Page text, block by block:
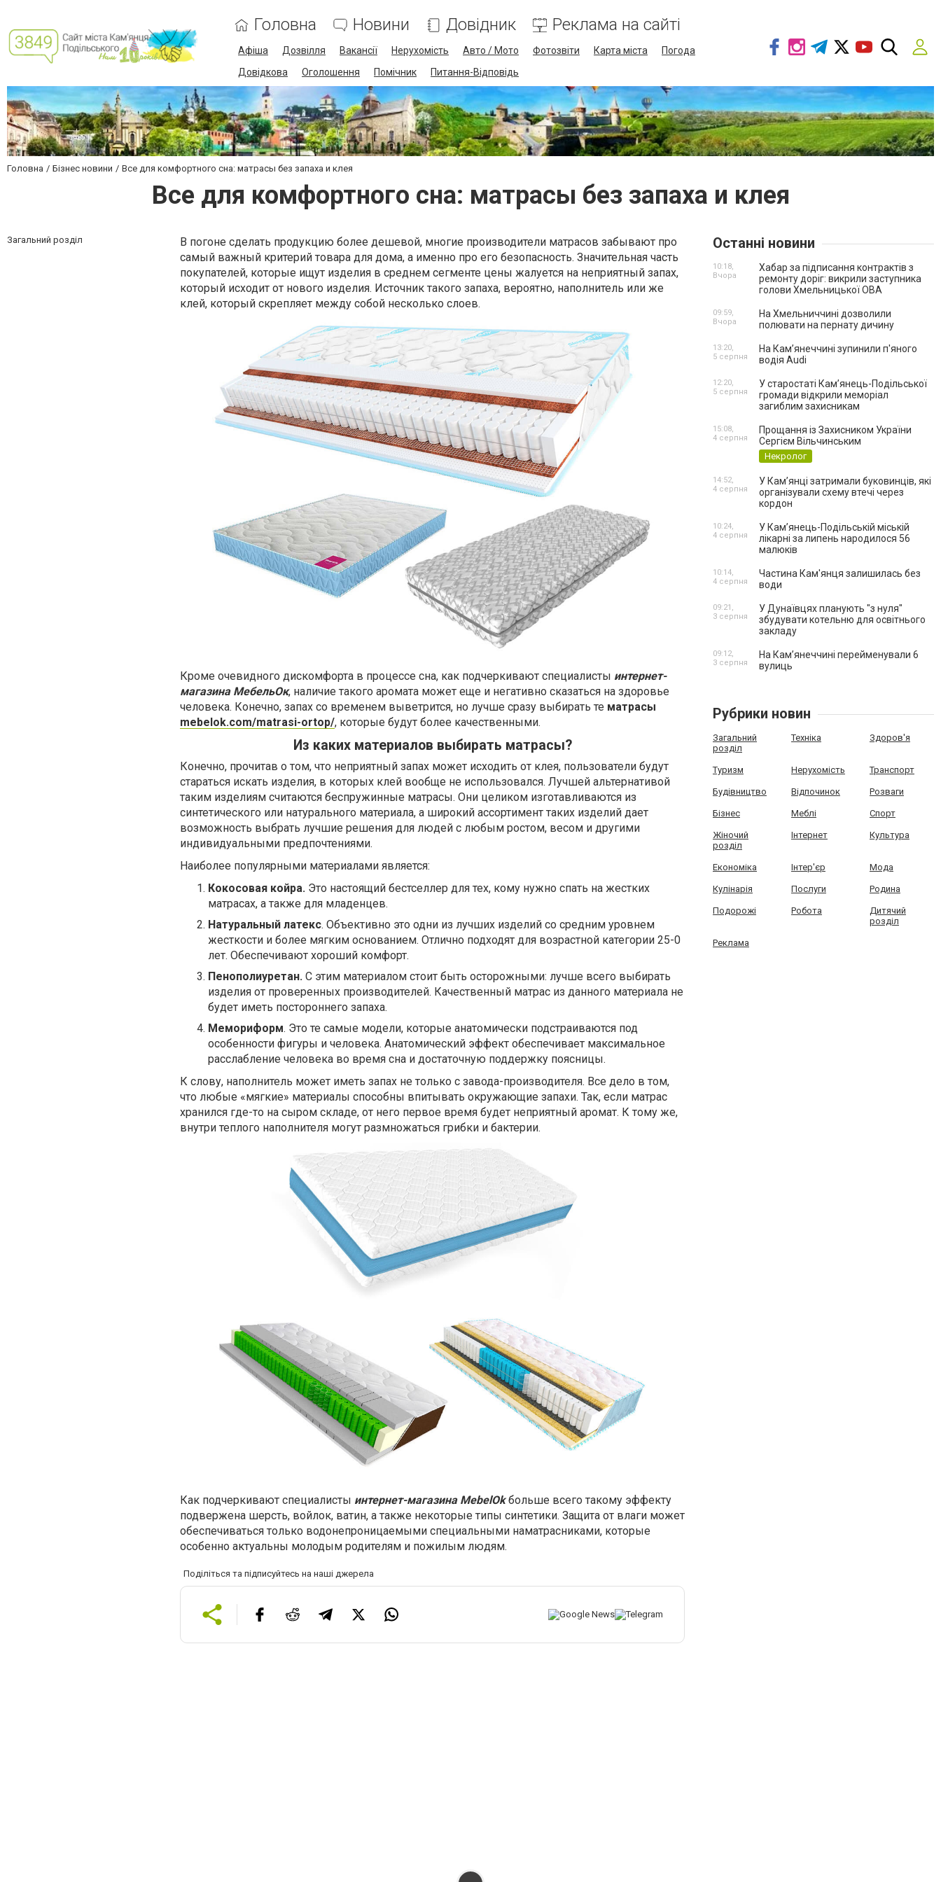
Головна Новини Довідник Реклама на сайті
Афіша Дозвілля Вакансії Нерухомість Авто / Мото Фотозвіти Карта міста
Погода
Довідкова
Оголошення Помічник Питання-Відповідь
Головна Бізнес новини Все для комфортного сна: матрасы без запаха и клея
Все для комфортного сна: матрасы без запаха и клея
Загальний розділ
В погоне сделать продукцию более дешевой, многие производители матрасов забывают про
самый важный критерий товара для дома, а именно про его безопасность. Значительная часть
покупателей, которые ищут изделия в среднем сегменте цены жалуется на неприятный запах,
который исходит от нового изделия. Источник такого запаха, вероятно, наполнитель или же
клей, который скрепляет между собой несколько слоев.
Кроме очевидного дискомфорта в процессе сна, как подчеркивают специалисты интернет-
магазина МебельОк, наличие такого аромата может еще и негативно сказаться на здоровье
человека. Конечно, запах со временем выветрится, но лучше сразу выбирать те матрасы
mebelok.com/matrasi-ortop/, которые будут более качественными.
Из каких материалов выбирать матрасы?
Конечно, прочитав о том, что неприятный запах может исходить от клея, пользователи будут
стараться искать изделия, в которых клей вообще не использовался. Лучшей альтернативой
таким изделиям считаются беспружинные матрасы. Они целиком изготавливаются из
синтетического или натурального материала, а широкий ассортимент таких изделий дает
возможность выбрать лучшие решения для людей с любым ростом, весом и другими
индивидуальными предпочтениями.
Наиболее популярными материалами является:
Кокосовая койра. Это настоящий бестселлер для тех, кому нужно спать на жестких
матрасах, а также для младенцев.
Натуральный латекс. Объективно это одни из лучших изделий со средним уровнем
жесткости и более мягким основанием. Отлично подходят для возрастной категории 25-0
лет. Обеспечивают хороший комфорт.
Пенополиуретан. С этим материалом стоит быть осторожными: лучше всего выбирать
изделия от проверенных производителей. Качественный матрас из данного материала не
будет иметь постороннего запаха.
Мемориформ. Это те самые модели, которые анатомически подстраиваются под
особенности фигуры и человека. Анатомический эффект обеспечивает максимальное
расслабление человека во время сна и достаточную поддержку поясницы.
К слову, наполнитель может иметь запах не только с завода-производителя. Все дело в том,
что любые «мягкие» материалы способны впитывать окружающие запахи. Так, если матрас
хранился где-то на сыром складе, от него первое время будет неприятный аромат. К тому же,
внутри теплого наполнителя могут размножаться грибки и бактерии.
Как подчеркивают специалисты интернет-магазина MebelOkбольше всего такому эффекту
подвержена шерсть, войлок, ватин, а также некоторые типы синтетики. Защита от влаги может
обеспечиваться только водонепроницаемыми специальными наматрасниками, которые
особенно актуальны молодым родителям и пожилым людям.
Поділіться та підписуйтесь на наші джерела
Останні новини
Хабар за підписання контрактів з
ремонту доріг: викрили заступника
голови Хмельницької ОВА
10:18,
Вчора
На Хмельниччині дозволили
полювати на пернату дичину
09:59,
Вчора
На Камʼянеччині зупинили п'яного
водія Audi
13:20,
5 серпня
У старостаті Кам’янець-Подільської
громади відкрили меморіал
загиблим захисникам
12:20,
5 серпня
Прощання із Захисником України
Сергієм Вільчинським
Некролог
15:08,
4 серпня
У Кам’янці затримали буковинців, які
організували схему втечі через
кордон
14:52,
4 серпня
У Кам’янець-Подільській міській
лікарні за липень народилося 56
малюків
10:24,
4 серпня
Частина Кам'янця залишилась без
води
10:14,
4 серпня
У Дунаївцях планують "з нуля"
збудувати котельню для освітнього
закладу
09:21,
3 серпня
На Камʼянеччині перейменували 6
вулиць
09:12,
3 серпня
Рубрики новин
Загальний
розділ
Техніка Здоров'я
Туризм Нерухомість Транспорт
Будівництво Відпочинок Розваги
Бізнес Меблі Спорт
Жіночий
розділ
Інтернет Культура
Економіка Інтер'єр Мода
Кулінарія Послуги Родина
Подорожі Робота
Дитячий
розділ
Реклама